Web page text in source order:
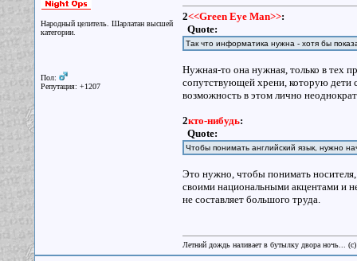
Народный целитель. Шарлатан высшей
категории.
Пол:
Репутация: +1207
2<<Green Eye Man>>:
Quote:
Так что информатика нужна - хотя бы
Нужная-то она нужная, только в тех
сопутствующей хрени, которую дети
возможность в этом лично
2кто-нибудь:
Quote:
Чтобы понимать английский язык, нужно
Это нужно, чтобы понимать носителя,
своими национальными акцентами и
не составляет большого труда.
Летний дождь наливает в бутылку двора ночь...